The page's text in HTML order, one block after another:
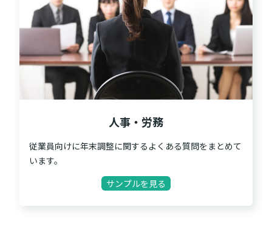
人事・労務
従業員向けに年末調整に関するよくある質問をまとめて
います。
サンプルを見る